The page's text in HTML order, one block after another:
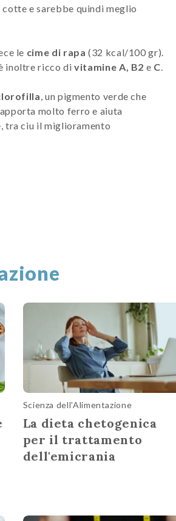
e sarebbe quindi meglio
le cime di rapa(32 kcal/100 gr).
inoltre ricco di vitamine A, B2 e C.
, un pigmento verde che
molto ferro e aiuta
tra ciu il miglioramento
Scienza dell'Alimentazione
La dieta chetogenica
per il trattamento
dell'emicrania